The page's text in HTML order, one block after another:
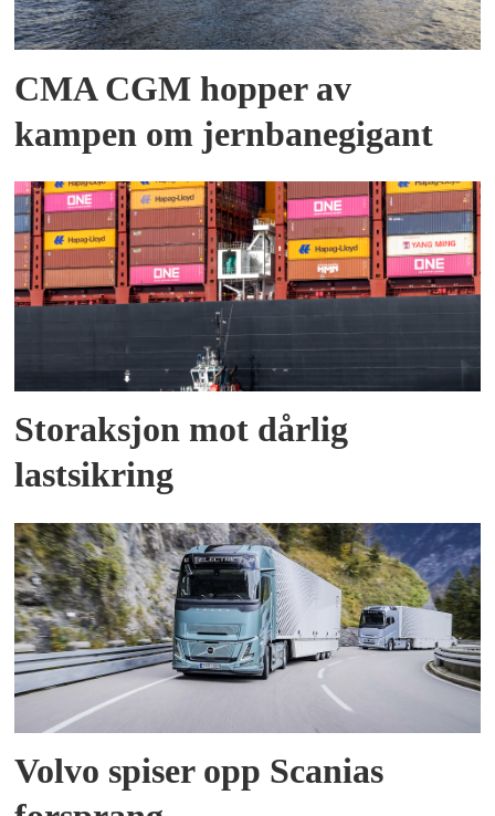
CMA CGM hopper av
kampen om jernbanegigant
Storaksjon mot dårlig
lastsikring
Volvo spiser opp Scanias